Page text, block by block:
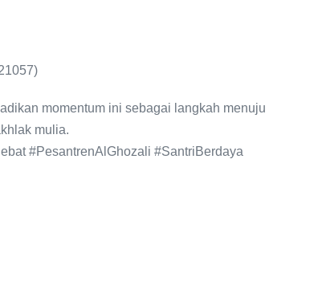
momentum ini sebagai langkah menuju
mulia.
#PesantrenAlGhozali #SantriBerdaya